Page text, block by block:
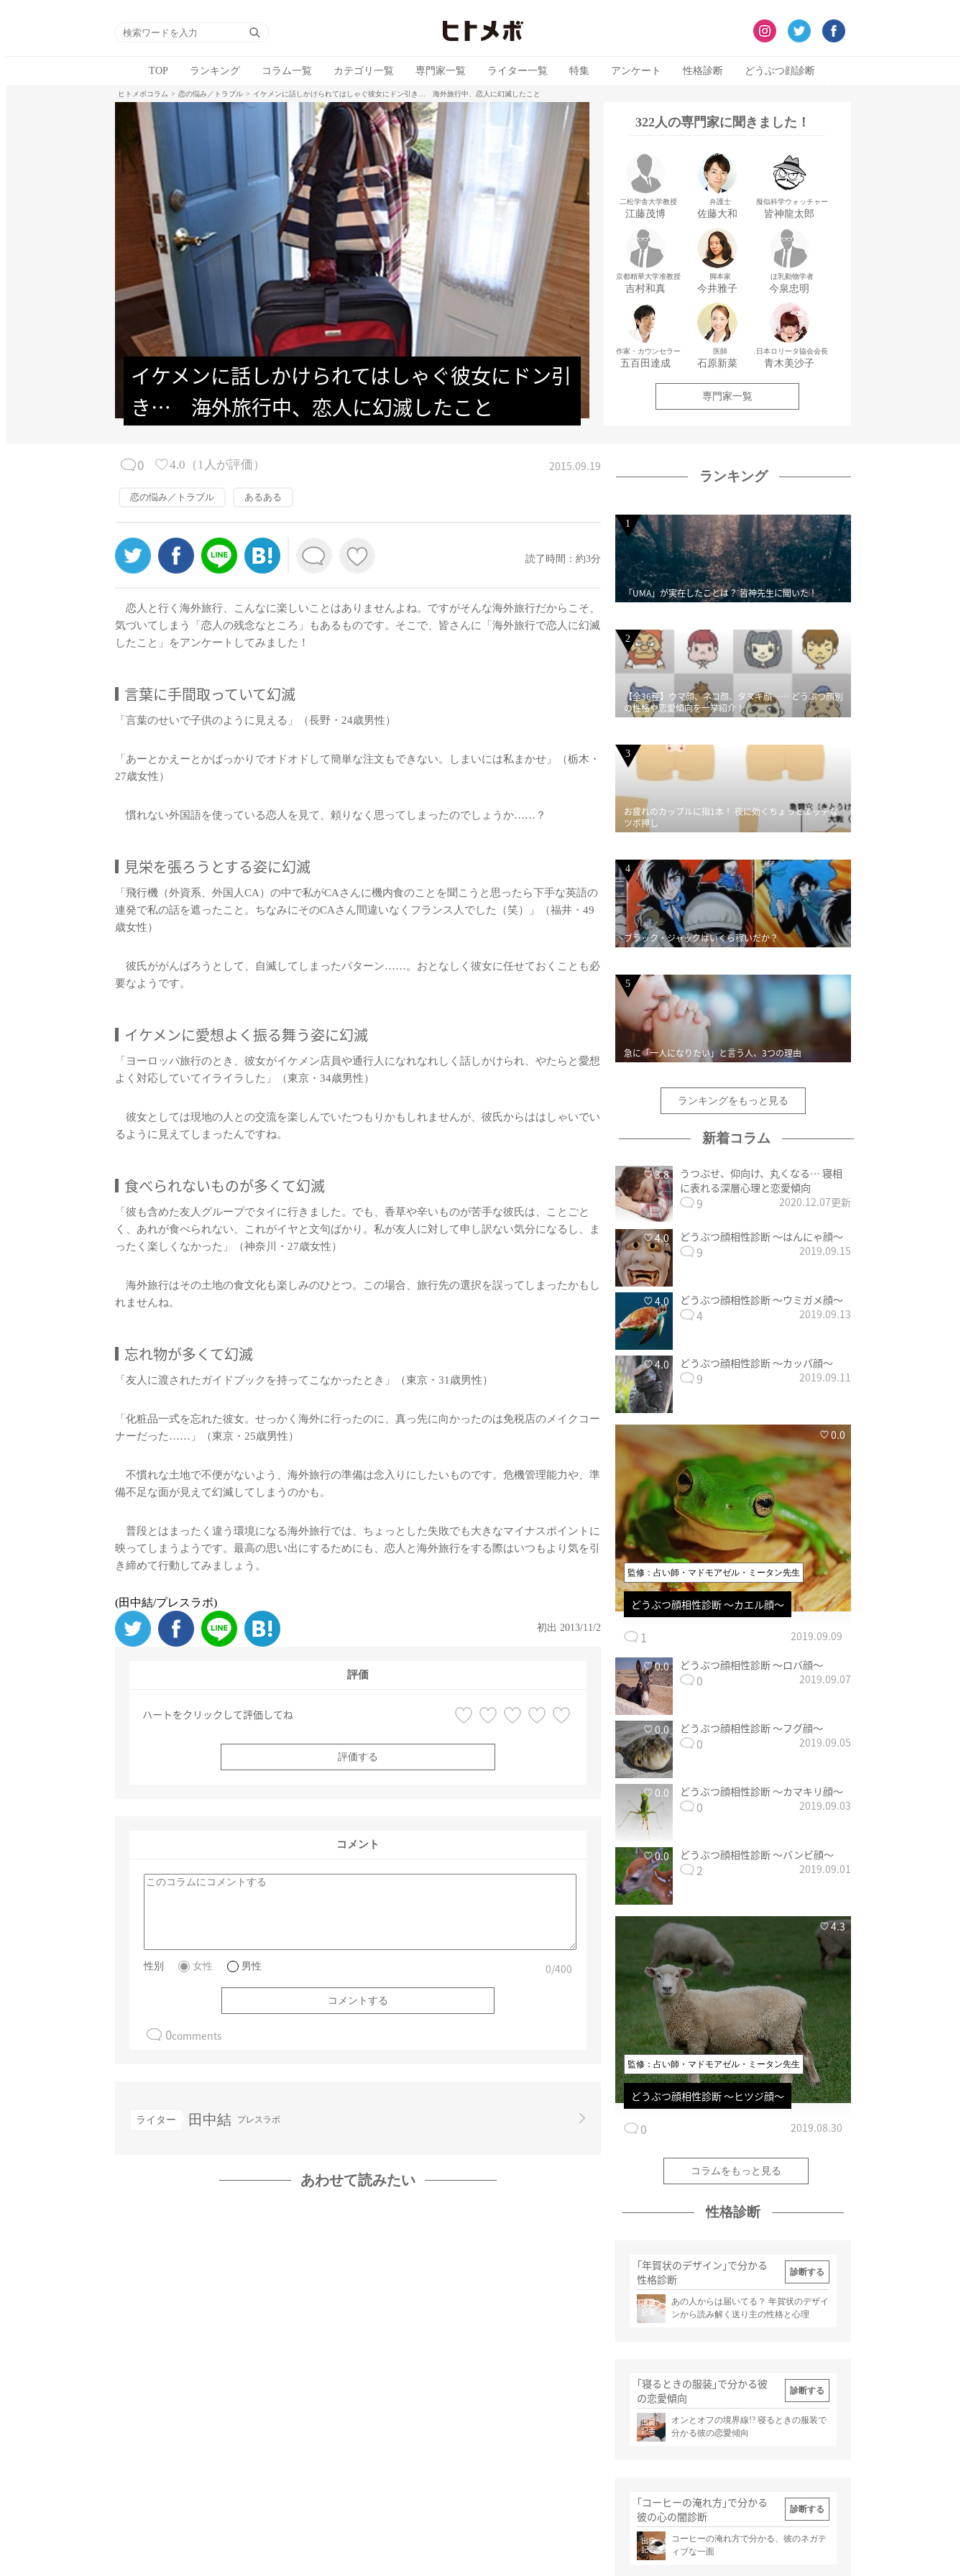
TOP ランキング コラム一覧 カテゴリ一覧 専門家一覧 ライター一覧 特集 アンケート 性格診断 どうぶつ顔診断
ヒトメボコラム 恋の悩み／トラブル イケメンに話しかけられてはしゃぐ彼女にドン引き… 海外旅行中、恋人に幻滅したこと
イケメンに話しかけられてはしゃぐ彼女にドン引
き…　海外旅行中、恋人に幻滅したこと
322人の専門家に聞きました！
二松学舎大学教授
江藤茂博
弁護士
佐藤大和
擬似科学ウォッチャー
皆神龍太郎
京都精華大学准教授
吉村和真
脚本家
今井雅子
ほ乳動物学者
今泉忠明
作家・カウンセラー
五百田達成
医師
石原新菜
日本ロリータ協会会長
青木美沙子
専門家一覧
0 4.0 （ 1 人が評価） 2015.09.19
恋の悩み／トラブル あるある
読了時間：約3分
恋人と行く海外旅行、こんなに楽しいことはありませんよね。ですがそんな海外旅行だからこそ、
気づいてしまう「恋人の残念なところ」もあるものです。そこで、皆さんに「海外旅行で恋人に幻滅
したこと」をアンケートしてみました！
言葉に手間取っていて幻滅
「言葉のせいで子供のように見える」（長野・24歳男性）
「あーとかえーとかばっかりでオドオドして簡単な注文もできない。しまいには私まかせ」（栃木・
27歳女性）
慣れない外国語を使っている恋人を見て、頼りなく思ってしまったのでしょうか……？
見栄を張ろうとする姿に幻滅
「飛行機（外資系、外国人CA）の中で私がCAさんに機内食のことを聞こうと思ったら下手な英語の
連発で私の話を遮ったこと。ちなみにそのCAさん間違いなくフランス人でした（笑）」（福井・49
歳女性）
彼氏ががんばろうとして、自滅してしまったパターン……。おとなしく彼女に任せておくことも必
要なようです。
イケメンに愛想よく振る舞う姿に幻滅
「ヨーロッパ旅行のとき、彼女がイケメン店員や通行人になれなれしく話しかけられ、やたらと愛想
よく対応していてイライラした」（東京・34歳男性）
彼女としては現地の人との交流を楽しんでいたつもりかもしれませんが、彼氏からははしゃいでい
るように見えてしまったんですね。
食べられないものが多くて幻滅
「彼も含めた友人グループでタイに行きました。でも、香草や辛いものが苦手な彼氏は、ことごと
く、あれが食べられない、これがイヤと文句ばかり。私が友人に対して申し訳ない気分になるし、ま
ったく楽しくなかった」（神奈川・27歳女性）
海外旅行はその土地の食文化も楽しみのひとつ。この場合、旅行先の選択を誤ってしまったかもし
れませんね。
忘れ物が多くて幻滅
「友人に渡されたガイドブックを持ってこなかったとき」（東京・31歳男性）
「化粧品一式を忘れた彼女。せっかく海外に行ったのに、真っ先に向かったのは免税店のメイクコー
ナーだった……」（東京・25歳男性）
不慣れな土地で不便がないよう、海外旅行の準備は念入りにしたいものです。危機管理能力や、準
備不足な面が見えて幻滅してしまうのかも。
普段とはまったく違う環境になる海外旅行では、ちょっとした失敗でも大きなマイナスポイントに
映ってしまうようです。最高の思い出にするためにも、恋人と海外旅行をする際はいつもより気を引
き締めて行動してみましょう。
(田中結/プレスラボ)
初出 2013/11/2
評価
ハートをクリックして評価してね
評価する
コメント
性別 女性 男性 0/400
0comments
ライター 田中結 プレスラボ
あわせて読みたい
ランキング
1
「UMA」が実在したことは？ 皆神先生に聞いた！
2
【全36種】ウマ顔、ネコ顔、タヌキ顔…… どうぶつ顔別
の性格や恋愛傾向を一挙紹介！
3
お疲れのカップルに指1本！ 夜に効くちょっとエッチな
ツボ押し
4
ブラック・ジャックはいくら稼いだか？
5
急に「一人になりたい」と言う人、3つの理由
ランキングをもっと見る
新着コラム
3.8
うつぶせ、仰向け、丸くなる… 寝相
に表れる深層心理と恋愛傾向
9 2020.12.07更新
4.0 どうぶつ顔相性診断 〜はんにゃ顔〜
9 2019.09.15
4.0 どうぶつ顔相性診断 〜ウミガメ顔〜
4 2019.09.13
4.0 どうぶつ顔相性診断 〜カッパ顔〜
9 2019.09.11
0.0
監修：占い師・マドモアゼル・ミータン先生
どうぶつ顔相性診断 〜カエル顔〜
1 2019.09.09
0.0 どうぶつ顔相性診断 〜ロバ顔〜
0 2019.09.07
0.0 どうぶつ顔相性診断 〜フグ顔〜
0 2019.09.05
0.0 どうぶつ顔相性診断 〜カマキリ顔〜
0 2019.09.03
0.0 どうぶつ顔相性診断 〜バンビ顔〜
2 2019.09.01
4.3
監修：占い師・マドモアゼル・ミータン先生
どうぶつ顔相性診断 〜ヒツジ顔〜
0 2019.08.30
コラムをもっと見る
性格診断
｢年賀状のデザイン｣で分かる
性格診断
診断する
出典
記事
あの人からは届いてる？ 年賀状のデザイ
ンから読み解く送り主の性格と心理
｢寝るときの服装｣で分かる彼
の恋愛傾向
診断する
出典
記事
オンとオフの境界線!? 寝るときの服装で
分かる彼の恋愛傾向
｢コーヒーの淹れ方｣で分かる
彼の心の闇診断
診断する
出典
記事
コーヒーの淹れ方で分かる、彼のネガテ
ィブな一面